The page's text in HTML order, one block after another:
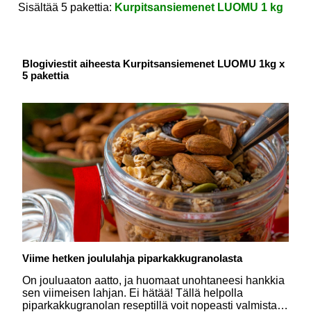
Sisältää 5 pakettia: Kurpitsansiemenet LUOMU 1 kg
Blogiviestit aiheesta Kurpitsansiemenet LUOMU 1kg x
5 pakettia
Viime hetken joululahja piparkakkugranolasta
On jouluaaton aatto, ja huomaat unohtaneesi hankkia
sen viimeisen lahjan. Ei hätää! Tällä helpolla
piparkakkugranolan reseptillä voit nopeasti valmistaa